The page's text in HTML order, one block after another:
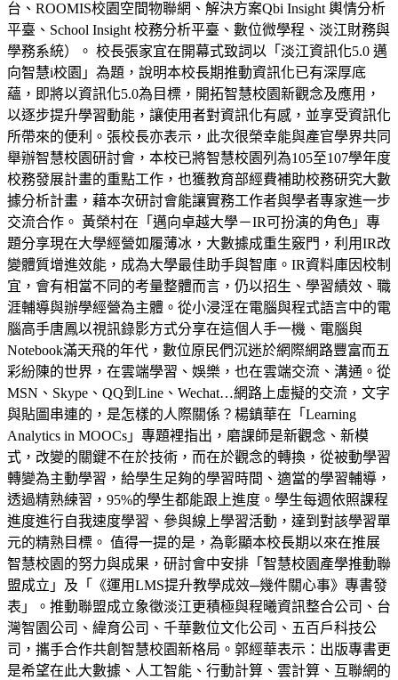
台、ROOMIS校園空間物聯網、解決方案Qbi Insight 輿情分析
平臺、School Insight 校務分析平臺、數位微學程、淡江財務與
學務系統）。 校長張家宜在開幕式致詞以「淡江資訊化5.0 邁
向智慧i校園」為題，說明本校長期推動資訊化已有深厚底
蘊，即將以資訊化5.0為目標，開拓智慧校園新觀念及應用，
以逐步提升學習動能，讓使用者對資訊化有感，並享受資訊化
所帶來的便利。張校長亦表示，此次很榮幸能與產官學界共同
舉辦智慧校園研討會，本校已將智慧校園列為105至107學年度
校務發展計畫的重點工作，也獲教育部經費補助校務研究大數
據分析計畫，藉本次研討會能讓實務工作者與學者專家進一步
交流合作。 黃榮村在「邁向卓越大學－IR可扮演的角色」專
題分享現在大學經營如履薄冰，大數據成重生竅門，利用IR改
變體質增進效能，成為大學最佳助手與智庫。IR資料庫因校制
宜，會有相當不同的考量整體而言，仍以招生、學習績效、職
涯輔導與辦學經營為主體。從小浸淫在電腦與程式語言中的電
腦高手唐鳳以視訊錄影方式分享在這個人手一機、電腦與
Notebook滿天飛的年代，數位原民們沉迷於網際網路豐富而五
彩紛陳的世界，在雲端學習、娛樂，也在雲端交流、溝通。從
MSN、Skype、QQ到Line、Wechat…網路上虛擬的交流，文字
與貼圖串連的，是怎樣的人際關係？楊鎮華在「Learning
Analytics in MOOCs」專題裡指出，磨課師是新觀念、新模
式，改變的關鍵不在於技術，而在於觀念的轉換，從被動學習
轉變為主動學習，給學生足夠的學習時間、適當的學習輔導，
透過精熟練習，95%的學生都能跟上進度。學生每週依照課程
進度進行自我速度學習、參與線上學習活動，達到對該學習單
元的精熟目標。 值得一提的是，為彰顯本校長期以來在推展
智慧校園的努力與成果，研討會中安排「智慧校園產學推動聯
盟成立」及「《運用LMS提升教學成效─幾件關心事》專書發
表」。推動聯盟成立象徵淡江更積極與程曦資訊整合公司、台
灣智園公司、緯育公司、千華數位文化公司、五百戶科技公
司，攜手合作共創智慧校園新格局。郭經華表示：出版專書更
是希望在此大數據、人工智能、行動計算、雲計算、互聯網的